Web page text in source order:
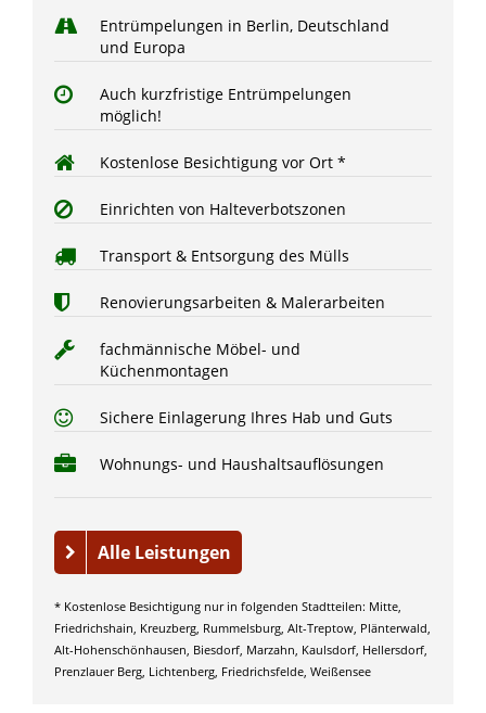
Entrümpelungen in Berlin, Deutschland
und Europa
Auch kurzfristige Entrümpelungen
möglich!
Kostenlose Besichtigung vor Ort *
Einrichten von Halteverbotszonen
Transport & Entsorgung des Mülls
Renovierungsarbeiten & Malerarbeiten
fachmännische Möbel- und
Küchenmontagen
Sichere Einlagerung Ihres Hab und Guts
Wohnungs- und Haushaltsauflösungen
Alle Leistungen
* Kostenlose Besichtigung nur in folgenden Stadtteilen: Mitte,
Friedrichshain, Kreuzberg, Rummelsburg, Alt-Treptow, Plänterwald,
Alt-Hohenschönhausen, Biesdorf, Marzahn, Kaulsdorf, Hellersdorf,
Prenzlauer Berg, Lichtenberg, Friedrichsfelde, Weißensee